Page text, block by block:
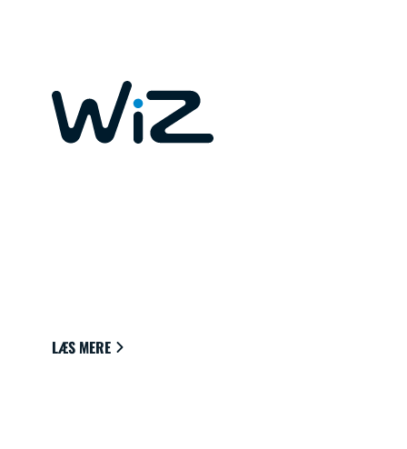
LÆS MERE